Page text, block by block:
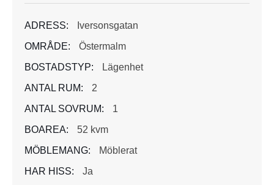
ADRESS:
Iversonsgatan
OMRÅDE:
Östermalm
BOSTADSTYP:
Lägenhet
ANTAL RUM:
2
ANTAL SOVRUM:
1
BOAREA:
52 kvm
MÖBLEMANG:
Möblerat
HAR HISS:
Ja